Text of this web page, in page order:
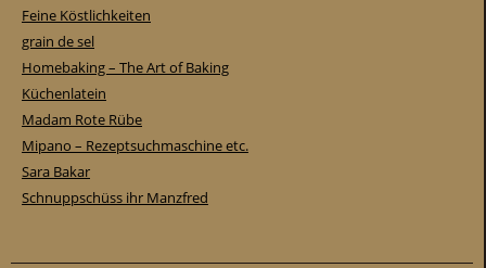
Feine Köstlichkeiten
grain de sel
Homebaking – The Art of Baking
Küchenlatein
Madam Rote Rübe
Mipano – Rezeptsuchmaschine etc.
Sara Bakar
Schnuppschüss ihr Manzfred